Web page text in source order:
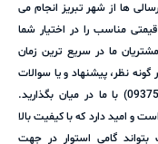
ها از شهر تبریز انجام می
مناسب را در اختیار شما
ما در سریع ترین زمان
نظر، پیشنهاد و یا سوالات
خود را از طریق پشتیبانی آنلاین مجموعه (09375309238) با ما در میان بگذارید.
و امید دارد که با کیفیت بالا
گامی استوار در جهت